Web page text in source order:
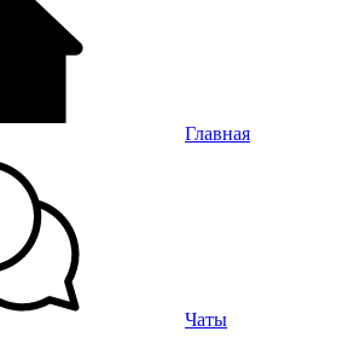
Главная
Чаты